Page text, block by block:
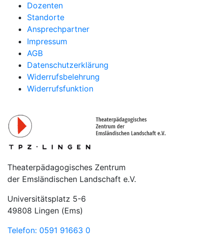
Dozenten
Standorte
Ansprechpartner
Impressum
AGB
Datenschutzerklärung
Widerrufsbelehrung
Widerrufsfunktion
Theaterpädagogisches Zentrum
der Emsländischen Landschaft e.V.
Universitätsplatz 5-6
49808 Lingen (Ems)
Telefon: 0591 91663 0